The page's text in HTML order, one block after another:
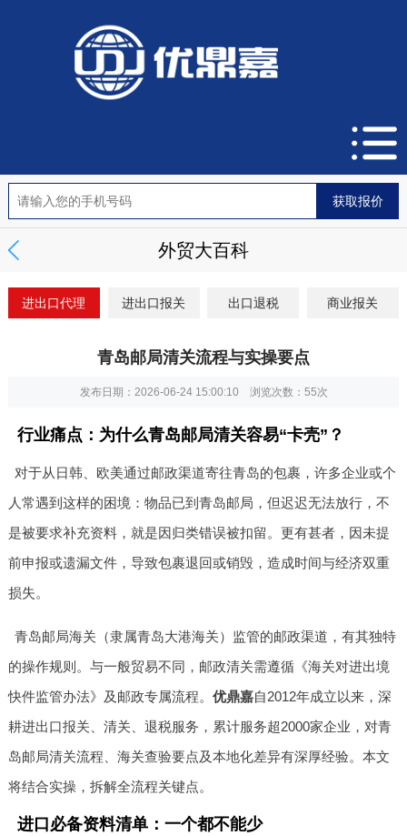
外贸大百科
进出口代理 进出口报关 出口退税 商业报关
青岛邮局清关流程与实操要点
发布日期：2026-06-24 15:00:10 浏览次数： 55次
行业痛点：为什么青岛邮局清关容易“卡壳”？
对于从日韩、欧美通过邮政渠道寄往青岛的包裹，许多企业或个
人常遇到这样的困境：物品已到青岛邮局，但迟迟无法放行，不
是被要求补充资料，就是因归类错误被扣留。更有甚者，因未提
前申报或遗漏文件，导致包裹退回或销毁，造成时间与经济双重
损失。
青岛邮局海关（隶属青岛大港海关）监管的邮政渠道，有其独特
的操作规则。与一般贸易不同，邮政清关需遵循《海关对进出境
快件监管办法》及邮政专属流程。 优鼎嘉自2012年成立以来，深
耕进出口报关、清关、退税服务，累计服务超2000家企业，对青
岛邮局清关流程、海关查验要点及本地化差异有深厚经验。本文
将结合实操，拆解全流程关键点。
进口必备资料清单：一个都不能少